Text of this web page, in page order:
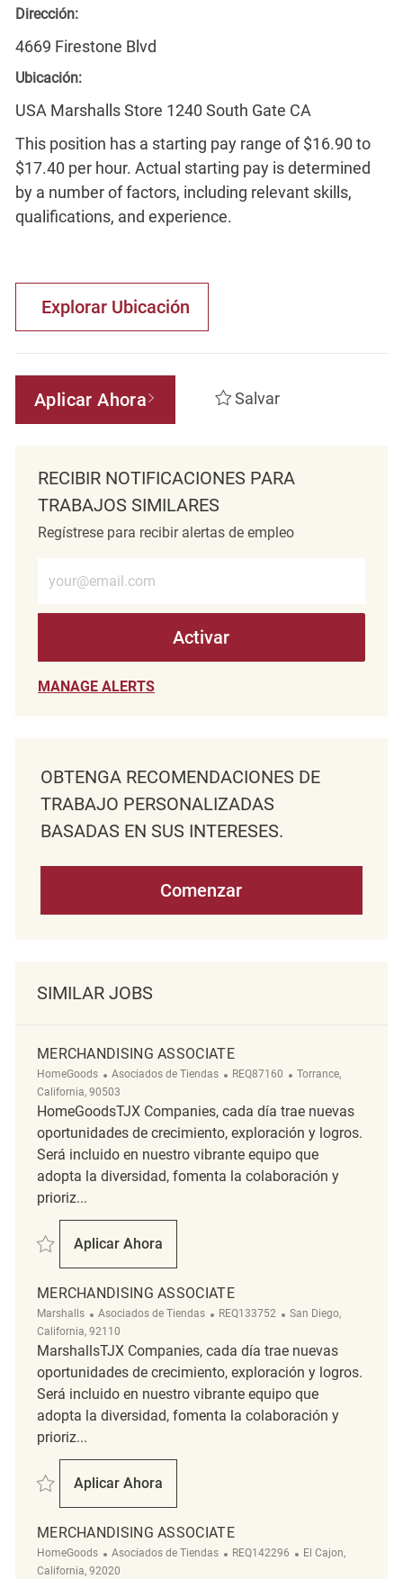
Dirección:
4669 Firestone Blvd
Ubicación:
USA Marshalls Store 1240 South Gate CA
This position has a starting pay range of $16.90 to
$17.40 per hour. Actual starting pay is determined
by a number of factors, including relevant skills,
qualifications, and experience.
Explorar Ubicación
Aplicar Ahora Salvar
RECIBIR NOTIFICACIONES PARA
TRABAJOS SIMILARES
Regístrese para recibir alertas de empleo
Activar
MANAGE ALERTS
OBTENGA RECOMENDACIONES DE
TRABAJO PERSONALIZADAS
BASADAS EN SUS INTERESES.
Comenzar
SIMILAR JOBS
MERCHANDISING ASSOCIATE
HomeGoods Categoría
Asociados de Tiendas ReqId
REQ87160 Ubicación
Torrance,
California, 90503
HomeGoodsTJX Companies, cada día trae nuevas
oportunidades de crecimiento, exploración y logros.
Será incluido en nuestro vibrante equipo que
adopta la diversidad, fomenta la colaboración y
prioriz...
Salvar Merchandising Associate REQ87160
Aplicar Ahora
Merchandising Associate
MERCHANDISING ASSOCIATE
Marshalls Categoría
Asociados de Tiendas ReqId
REQ133752 Ubicación
San Diego,
California, 92110
MarshallsTJX Companies, cada día trae nuevas
oportunidades de crecimiento, exploración y logros.
Será incluido en nuestro vibrante equipo que
adopta la diversidad, fomenta la colaboración y
prioriz...
Salvar Merchandising Associate REQ133752
Aplicar Ahora
Merchandising Associate
MERCHANDISING ASSOCIATE
HomeGoods Categoría
Asociados de Tiendas ReqId
REQ142296 Ubicación
El Cajon,
California, 92020